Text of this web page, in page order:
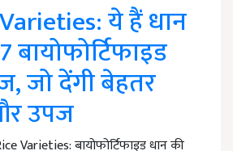
ये हैं धान
बायोफोर्टिफाइड
जो देंगी बेहतर
उपज
Varieties: बायोफोर्टिफाइड धान की